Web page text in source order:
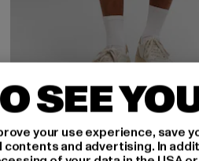
2Y STUDIOS
Junan Baggy Basic Shorts
SEE
your use experience, save
and advertising. In